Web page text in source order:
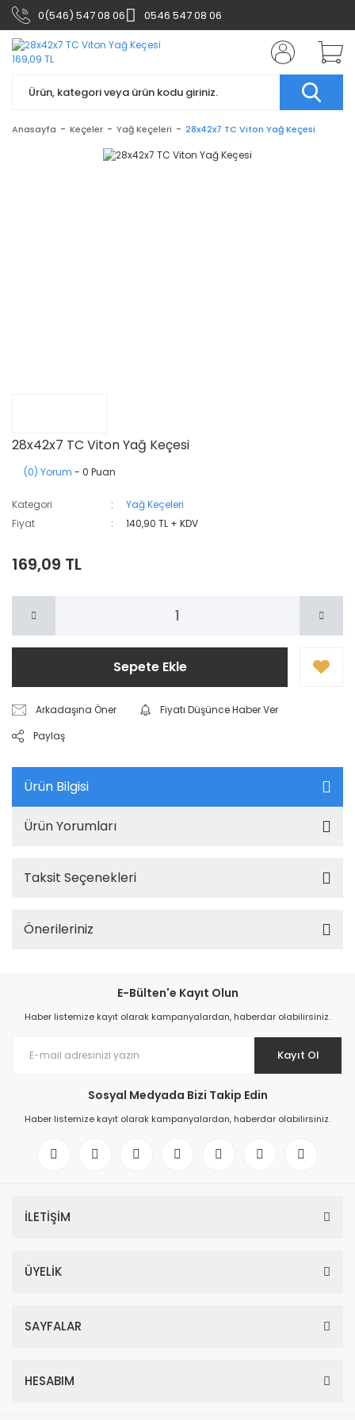
0(546) 547 08 06 0546 547 08 06
Anasayfa Keçeler Yağ Keçeleri 28x42x7 TC Viton Yağ Keçesi
28x42x7 TC Viton Yağ Keçesi
(0) Yorum - 0 Puan
Kategori
Yağ Keçeleri
Fiyat
140,90 TL + KDV
169,09 TL
Sepete Ekle
Arkadaşına Öner
Fiyatı Düşünce Haber Ver
Paylaş
Ürün Bilgisi
Ürün Yorumları
Taksit Seçenekleri
Önerileriniz
E-Bülten'e Kayıt Olun
Haber listemize kayıt olarak kampanyalardan, haberdar olabilirsiniz.
Kayıt Ol
Sosyal Medyada Bizi Takip Edin
Haber listemize kayıt olarak kampanyalardan, haberdar olabilirsiniz.
İLETİŞİM
ÜYELİK
SAYFALAR
HESABIM